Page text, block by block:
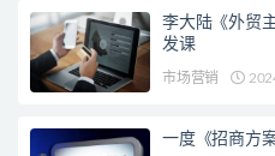
李大陆《外贸
发课
市场营销
一度《招商方